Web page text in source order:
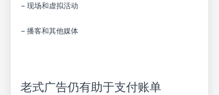
– 现场和虚拟活动
– 播客和其他媒体
老式广告仍有助于支付账单